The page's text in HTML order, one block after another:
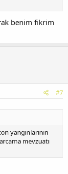
benim fikrim
#7
yangınlarının
mevzuatı